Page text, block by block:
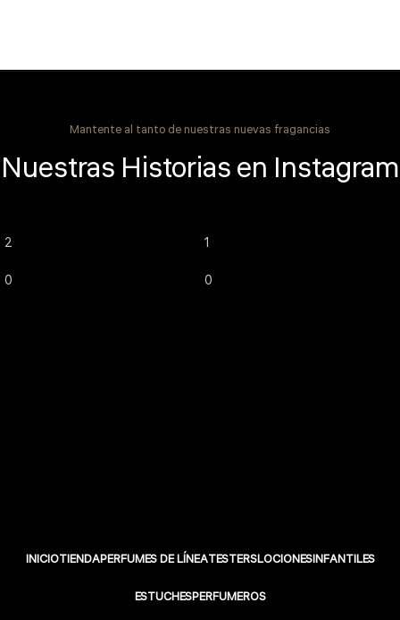
Mantente al tanto de nuestras nuevas fragancias
Nuestras Historias en Instagram
2
0
1
0
INICIOTIENDAPERFUMES DE LÍNEATESTERSLOCIONESINFANTILES
ESTUCHESPERFUMEROS